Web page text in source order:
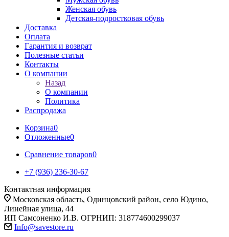
Женская обувь
Детская-подростковая обувь
Доставка
Оплата
Гарантия и возврат
Полезные статьи
Контакты
О компании
Назад
О компании
Политика
Распродажа
Корзина0
Отложенные0
Сравнение товаров0
+7 (936) 236-30-67
Контактная информация
Московская область, Одинцовский район, село Юдино,
Линейная улица, 44
ИП Самсоненко И.В. ОГРНИП: 318774600299037
Info@savestore.ru